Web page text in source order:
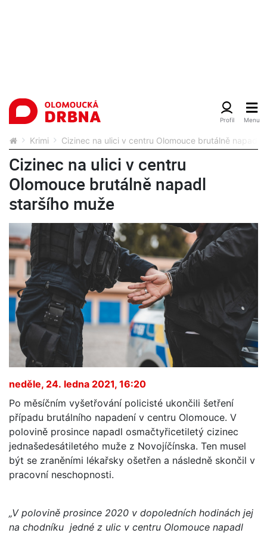
Krimi Cizinec na ulici v centru Olomouce brutálně napadl
Cizinec na ulici v centru
Olomouce brutálně napadl
staršího muže
neděle, 24. ledna 2021, 16:20
Po měsíčním vyšetřování policisté ukončili šetření
případu brutálního napadení v centru Olomouce. V
polovině prosince napadl osmačtyřicetiletý cizinec
jednašedesátiletého muže z Novojíčínska. Ten musel
být se zraněními lékařsky ošetřen a následně skončil v
pracovní neschopnosti.
„V polovině prosince 2020 v dopoledních hodinách jej
na chodníku jedné z ulic v centru Olomouce napadl